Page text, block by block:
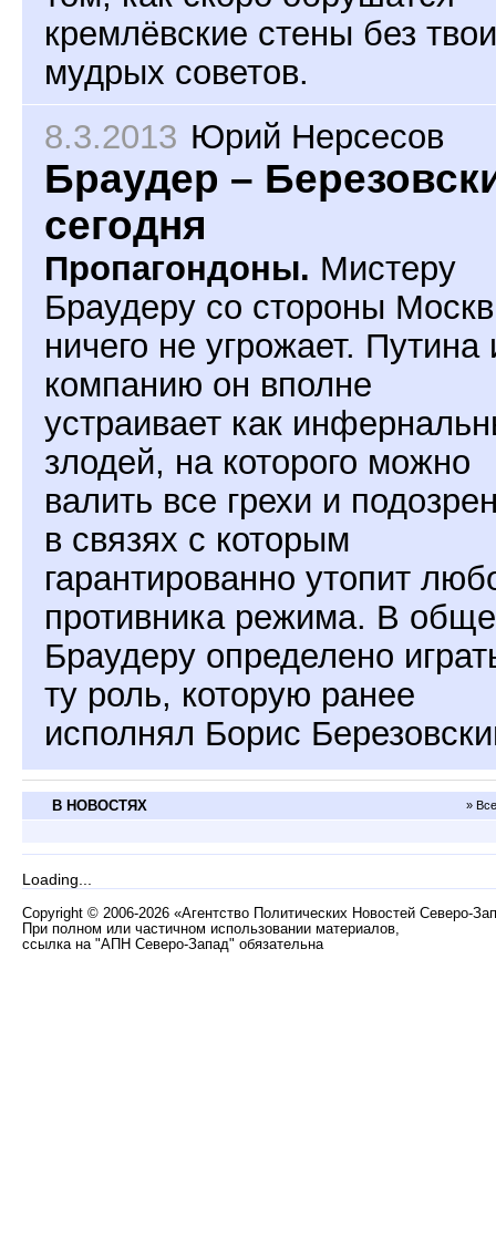
кремлёвские стены без
мудрых советов.
8.3.2013 Юрий Нерсесов
Браудер –
сегодня
Пропагондоны. Мистеру
Браудеру со стороны
ничего не угрожает. Путина
компанию он вполне
устраивает как
злодей, на которого можно
валить все грехи и
в связях с которым
гарантированно утопит
противника режима. В
Браудеру определено
ту роль, которую ранее
исполнял Борис
В НОВОСТЯХ »
Loading...
Copyright © 2006-2026 «Агентство Политических Новостей Северо-
При полном или частичном использовании материалов,
ссылка на "АПН Северо-Запад" обязательна